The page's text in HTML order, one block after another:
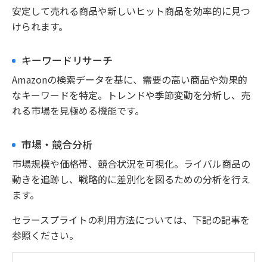
安定して売れる商品や新しいヒット商品を効率的に見つ
けられます。
キーワードリサーチ
Amazonの検索データを基に、需要の高い商品や効果的
なキーワードを特定。トレンドや季節変動を分析し、売
れる市場を見極める機能です。
市場・競合分析
市場規模や価格帯、競合状況を可視化。ライバル商品の
動きを追跡し、戦略的に差別化を図るための分析を行え
ます。
セラースプライトの利用方法については、下記の記事を
参照ください。